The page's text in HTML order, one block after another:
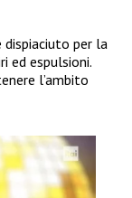
per la
ed espulsioni.
l’ambito